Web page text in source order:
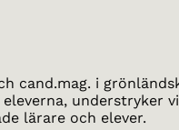
cand.mag. i
understryker
lärare och elever.